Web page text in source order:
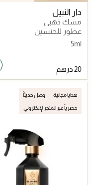
دار النبيل
مسك ذهبي
عطور للجنسين
5ml
هدايا مجانية وصل حديثاً
حصرياً عبر المتجر الإلكتروني